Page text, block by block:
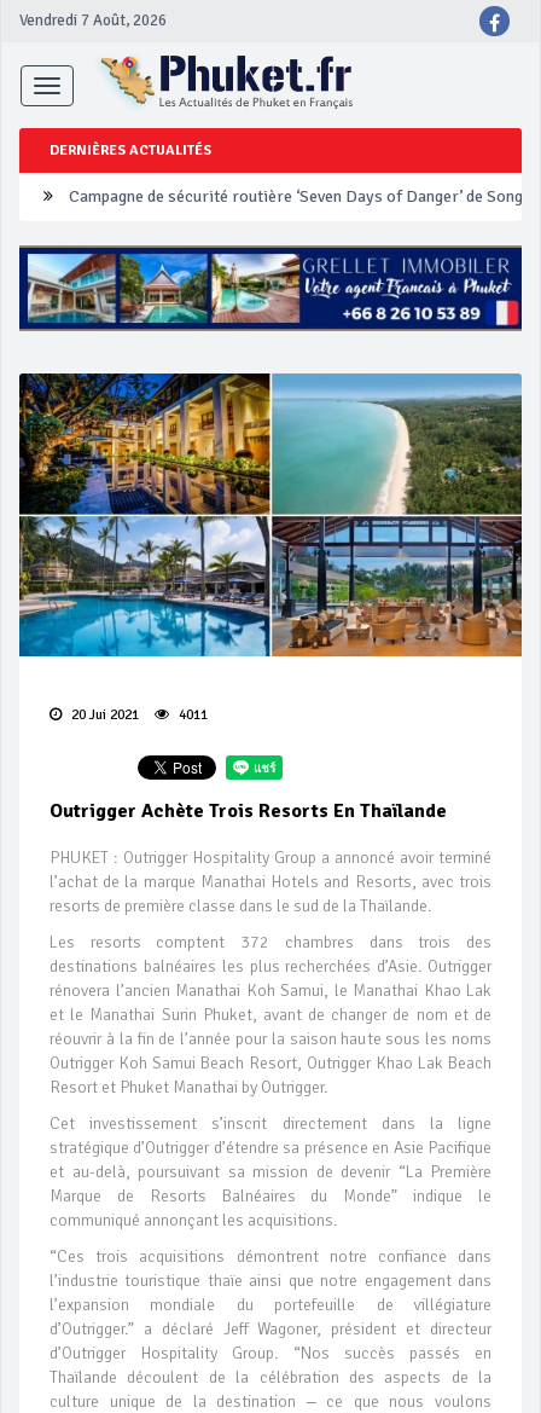
Vendredi 7 Août, 2026
Toggle
navigation
DERNIÈRES ACTUALITÉS
Un touriste français blessé en se faisant arracher son collier en
Phuket Peranakan Festival
‘Phuket Eye’ assurera la sécurité pendant Songkran
Campagne de sécurité routière ‘Seven Days of Danger’ de
20 Jui 2021 4011
Outrigger Achète Trois Resorts En Thaïlande
PHUKET : Outrigger Hospitality Group a annoncé avoir terminé
l’achat de la marque Manathai Hotels and Resorts, avec trois
resorts de première classe dans le sud de la Thaïlande.
Les resorts comptent 372 chambres dans trois des
destinations balnéaires les plus recherchées d’Asie. Outrigger
rénovera l’ancien Manathai Koh Samui, le Manathai Khao Lak
et le Manathai Surin Phuket, avant de changer de nom et de
réouvrir à la fin de l’année pour la saison haute sous les noms
Outrigger Koh Samui Beach Resort, Outrigger Khao Lak Beach
Resort et Phuket Manathai by Outrigger.
Cet investissement s’inscrit directement dans la ligne
stratégique d’Outrigger d’étendre sa présence en Asie Pacifique
et au-delà, poursuivant sa mission de devenir “La Première
Marque de Resorts Balnéaires du Monde” indique le
communiqué annonçant les acquisitions.
“Ces trois acquisitions démontrent notre confiance dans
l’industrie touristique thaïe ainsi que notre engagement dans
l’expansion mondiale du portefeuille de villégiature
d’Outrigger.” a déclaré Jeff Wagoner, président et directeur
d’Outrigger Hospitality Group. “Nos succès passés en
Thaïlande découlent de la célébration des aspects de la
culture unique de la destination ‒ ce que nous voulons